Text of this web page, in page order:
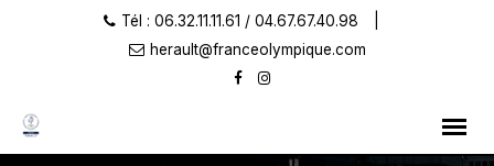
Tél : 06.32.11.11.61 / 04.67.67.40.98
herault@franceolympique.com